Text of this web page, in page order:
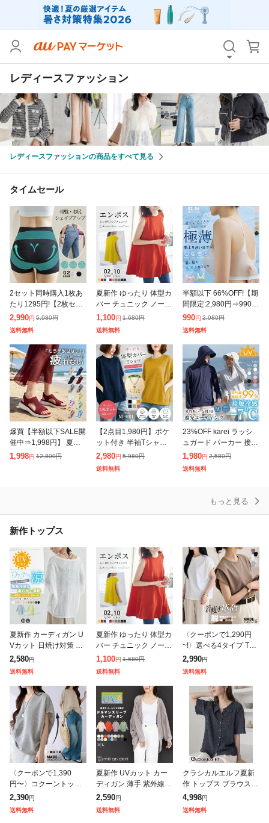
レディースファッション
レディースファッションの商品をすべて見る
タイムセール
2セット同時購入1枚あ
たり1295円!【2枚セッ
ト】補正 パンツ ショー
ツ お腹 骨盤 引き締め
ヒップアップ ショーツ
夏新
2,990円 5,980円
送料無料
夏新作 ゆったり 体型カ
バー チュニック ノース
リーブ トップス フレア
ロング丈 カットソー や
やハイネック 立体 お尻
隠れ
1,100円 1,680円
送料無料
半額以下 66%OFF!【期
間限定:2,980円⇒990
円!】冷感ブラ ブラジャ
ー接触冷感 極薄 ノンワ
990円 2,980円
送料無料
爆買【半額以下SALE開
催中⇒1,998円】 夏新
作 送料無料 サンダル
1,998円 12,800円
【2点目1,980円】ポケ
ット付き 半袖Tシャツ
レディース ドルマン 半
袖 tシャツ 両サイドポ
ケット付きゆったり 半
2,980円 5,980円
送料無料
23%OFF karei ラッシ
ュガード パーカー 接触
冷感 UVカット ハイネ
ック ツバ付き 通気性
速乾性 レディース メ
1,980円 2,580円
送料無料
もっと見る
新作トップス
夏新作 カーディガン U
Vカット 日焼け対策 冷
房対策 空調服 レディー
ス 熱中症対策 紫外線対
策 日焼け防止 エアコン
対策 接
2,580円
送料無料
夏新作 ゆったり 体型カ
バー チュニック ノース
リーブ トップス フレア
ロング丈 カットソー や
やハイネック 立体 お尻
隠れ
1,100円 1,680円
送料無料
〈クーポンで1,290円
~!〉選べる4タイプ Tシ
ャツ カットソー 半袖
レディース 着痩せ 華奢
見え フレンチスリーブ
パフス
2,990円
送料無料
〈クーポンで1,390
円〜〉コクーントップ
ス カットソー Tシャツ
長袖 半袖 トップス レ
ディース Vネック ラウ
2,390円
送料無料
夏新作 UVカット カー
ディガン 薄手 紫外線対
策 日焼け コーディガン
レディース 春夏 uvカッ
ト トップス ドルマン
2,590円
送料無料
クラシカルエルフ夏新
作 トップス ブラウス
レディース メロウシャ
ツ 半袖 オーバーサイズ
ポップコーン ジャガー
4,998円
送料無料
カテゴリ すべて
価格
支払い方法 すべて
その他の条件
送料無料 タイムセール
Pontaパス特典対象すべて
サンキュー配送対象 レビューキャンペーン
キーワード
除外ワード